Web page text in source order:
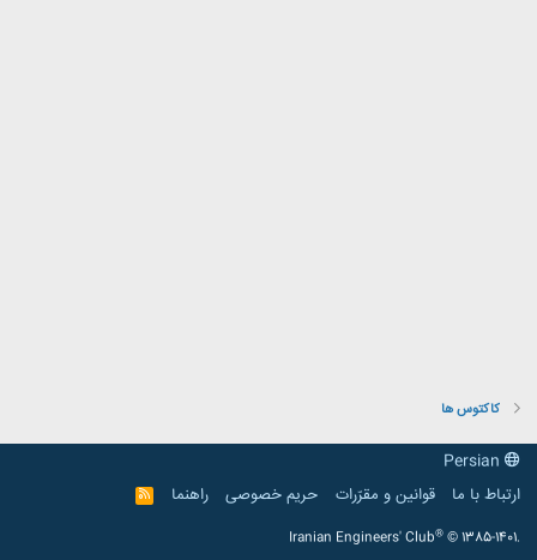
کاکتوس ها
ارتباط با ما
قوانین و مقرّرات حریم خصوصی راهنما
R
S
Iranian Engineers' Club® © 1385-1401.